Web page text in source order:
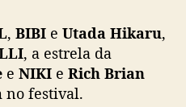
a
r
u
e
Tune into global
mGFzAlZVUH
, BIBI e Utada Hikaru,
, a estrela da
e NIKI e Rich Brian
no festival.